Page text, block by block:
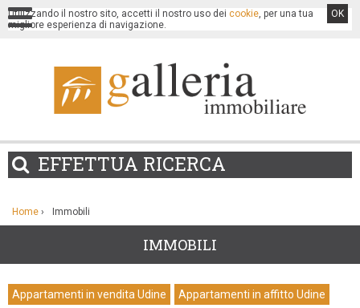
Utilizzando il nostro sito, accetti il nostro uso dei cookie, per una tua
migliore esperienza di navigazione.
OK
EFFETTUA RICERCA
Home › Immobili
IMMOBILI
Appartamenti in vendita Udine Appartamenti in affitto Udine